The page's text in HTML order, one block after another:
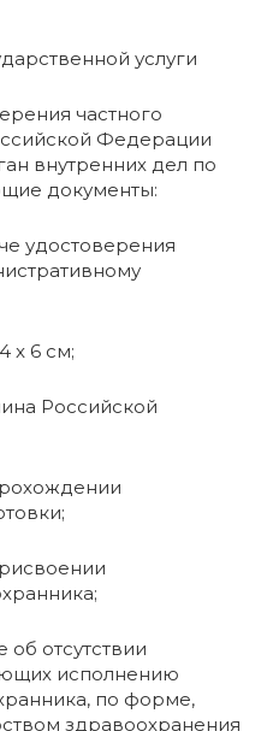
услуги
частного
Федерации
внутренних дел по
документы:
удостоверения
x 6 см;
Российской
отсутствии
исполнению
по форме,
здравоохранения